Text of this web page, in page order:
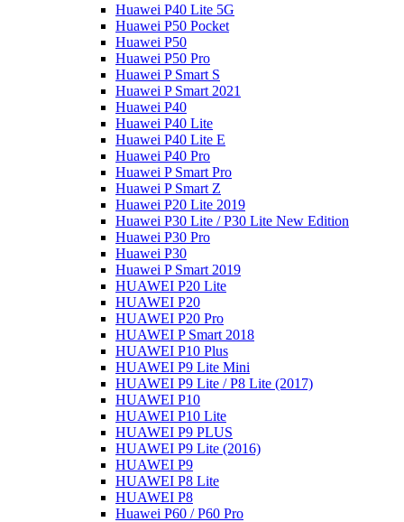
Huawei P40 Lite 5G
Huawei P50 Pocket
Huawei P50
Huawei P50 Pro
Huawei P Smart S
Huawei P Smart 2021
Huawei P40
Huawei P40 Lite
Huawei P40 Lite E
Huawei P40 Pro
Huawei P Smart Pro
Huawei P Smart Z
Huawei P20 Lite 2019
Huawei P30 Lite / P30 Lite New Edition
Huawei P30 Pro
Huawei P30
Huawei P Smart 2019
HUAWEI P20 Lite
HUAWEI P20
HUAWEI P20 Pro
HUAWEI P Smart 2018
HUAWEI P10 Plus
HUAWEI P9 Lite Mini
HUAWEI P9 Lite / P8 Lite (2017)
HUAWEI P10
HUAWEI P10 Lite
HUAWEI P9 PLUS
HUAWEI P9 Lite (2016)
HUAWEI P9
HUAWEI P8 Lite
HUAWEI P8
Huawei P60 / P60 Pro